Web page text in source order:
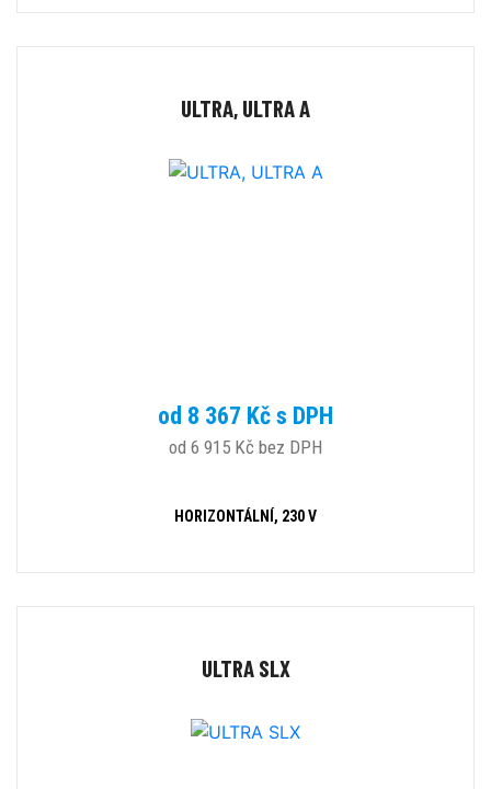
ULTRA, ULTRA A
od 8 367 Kč s DPH
od 6 915 Kč bez DPH
HORIZONTÁLNÍ, 230 V
ULTRA SLX